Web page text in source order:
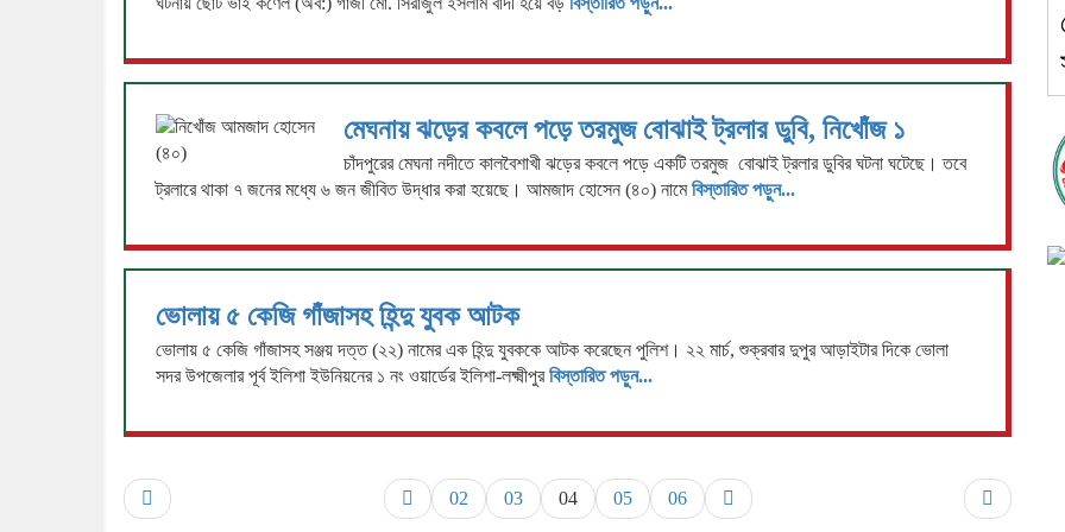
মেঘনায় ঝড়ের কবলে পড়ে তরমুজ বোঝাই ট্রলার ডুবি, নিখোঁজ ১
চাঁদপুরের মেঘনা নদীতে কালবৈশাখী ঝড়ের কবলে পড়ে একটি তরমুজ বোঝাই ট্রলার ডুবির ঘটনা ঘটেছে। তবে
ট্রলারে থাকা ৭ জনের মধ্যে ৬ জন জীবিত উদ্ধার করা হয়েছে। আমজাদ হোসেন (৪০) নামেবিস্তারিত পড়ুন...
ভোলায় ৫ কেজি গাঁজাসহ হিন্দু যুবক আটক
ভোলায় ৫ কেজি গাঁজাসহ সঞ্জয় দত্ত (২২) নামের এক হিন্দু যুবককে আটক করেছেন পুলিশ। ২২ মার্চ, শুক্রবার দুপুর আড়াইটার দিকে ভোলা
সদর উপজেলার পূর্ব ইলিশা ইউনিয়নের ১ নং ওয়ার্ডের ইলিশা-লক্ষ্মীপুরবিস্তারিত পড়ুন...
02 03 04 05 06